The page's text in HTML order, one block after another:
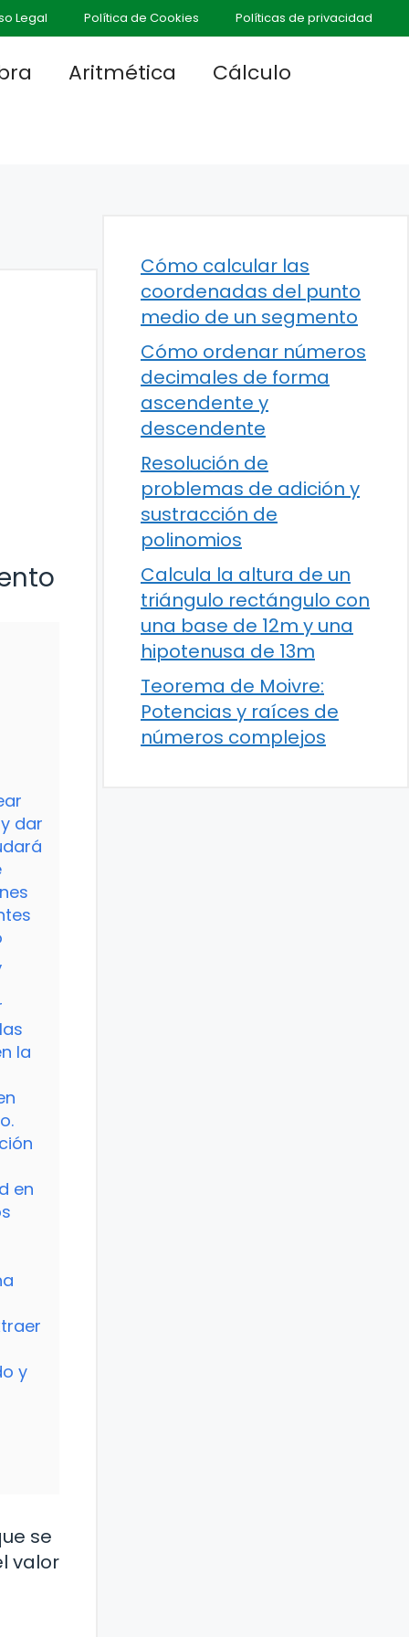
Legal Política de Cookies Políticas de privacidad
Aritmética Cálculo
dar
la
en
y
se
valor
Cómo calcular las
coordenadas del punto
medio de un segmento
Cómo ordenar números
decimales de forma
ascendente y
descendente
Resolución de
problemas de adición y
sustracción de
polinomios
Calcula la altura de un
triángulo rectángulo con
una base de 12m y una
hipotenusa de 13m
Teorema de Moivre:
Potencias y raíces de
números complejos